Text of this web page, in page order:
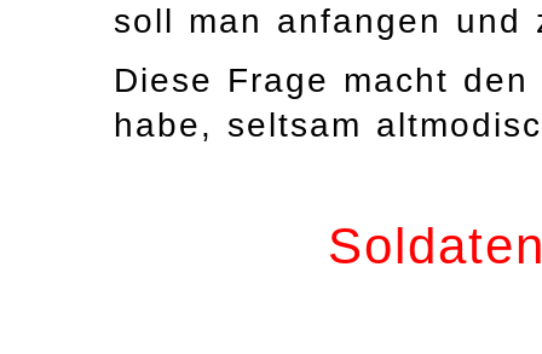
soll man anfangen
Diese Frage macht
habe, seltsam